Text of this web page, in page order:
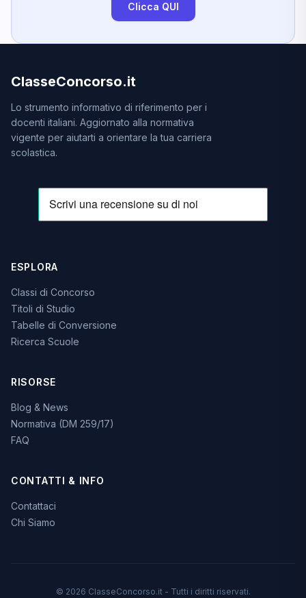
Clicca QUI
ClasseConcorso.it
Lo strumento informativo di riferimento per i
docenti italiani. Aggiornato alla normativa
vigente per aiutarti a orientare la tua carriera
scolastica.
ESPLORA
Classi di Concorso
Titoli di Studio
Tabelle di Conversione
Ricerca Scuole
RISORSE
Blog & News
Normativa (DM 259/17)
FAQ
CONTATTI & INFO
Contattaci
Chi Siamo
© 2026 ClasseConcorso.it - Tutti i diritti riservati.